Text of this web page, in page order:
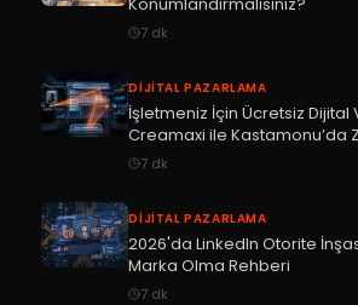
7 dk
DIJITAL PAZARLAMA
İşletmeniz İçin Ücretsiz Dijital
Creamaxi ile Kastamonu’da
7 dk
DIJITAL PAZARLAMA
2026'da LinkedIn Otorite
Marka Olma Rehberi
7 dk